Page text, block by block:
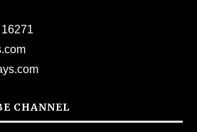
CHANNEL